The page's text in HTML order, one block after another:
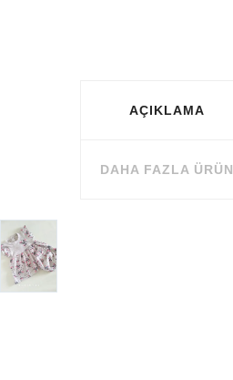
AÇIKLAMA
DAHA FAZLA ÜRÜN